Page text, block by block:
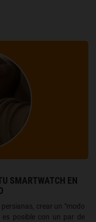
SMARTWATCH EN
crear un "modo
es posible con un par de